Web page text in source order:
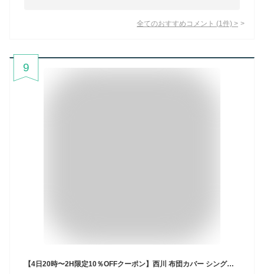
全てのおすすめコメント (1 件) >
9
【4日20時〜2H限定10％OFFクーポン】西川 布団カバー シングル 綿100％ 日本製 HEJ＆MOI おしゃれ 掛けふとんカバー 150×210cm ヘイアンドモイ ヘイモイ 掛け布団カバー シングルロング かわいい 北欧 花柄 くま スナップボタン YKK 全開ファスナー【当社限定カラー】